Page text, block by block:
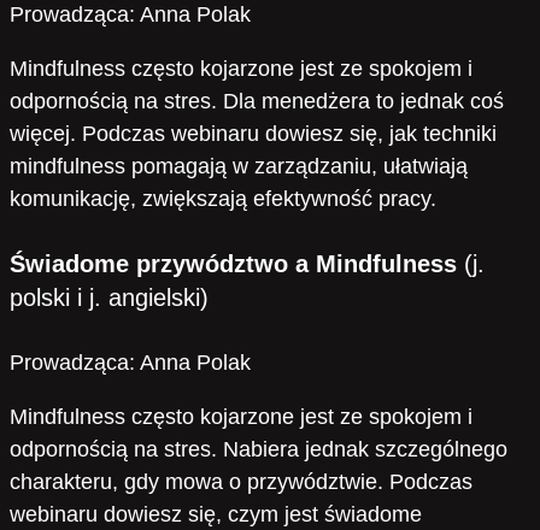
Prowadząca: Anna Polak
Mindfulness często kojarzone jest ze spokojem i
odpornością na stres. Dla menedżera to jednak coś
więcej. Podczas webinaru dowiesz się, jak techniki
mindfulness pomagają w zarządzaniu, ułatwiają
komunikację, zwiększają efektywność pracy.
Świadome przywództwo a Mindfulness (j.
polski i j. angielski)
Prowadząca: Anna Polak
Mindfulness często kojarzone jest ze spokojem i
odpornością na stres. Nabiera jednak szczególnego
charakteru, gdy mowa o przywództwie. Podczas
webinaru dowiesz się, czym jest świadome